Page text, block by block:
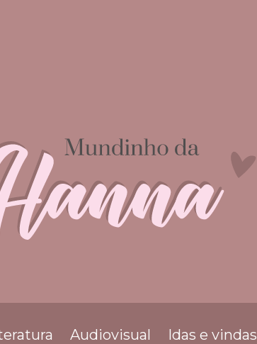
Audiovisual Idas e vindas